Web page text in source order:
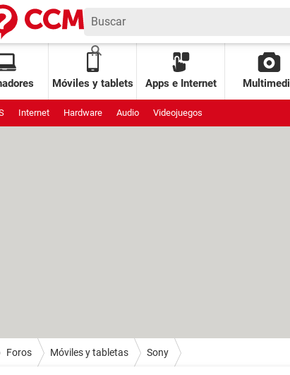
Móviles y tablets Apps e Internet
Internet Hardware Audio Videojuegos
Foros Móviles y tabletas Sony